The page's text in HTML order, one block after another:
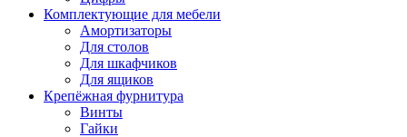
Комплектующие для мебели
Амортизаторы
Для столов
Для шкафчиков
Для ящиков
Крепёжная фурнитура
Винты
Гайки